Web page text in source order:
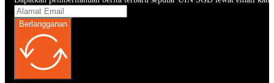
Berlangganan